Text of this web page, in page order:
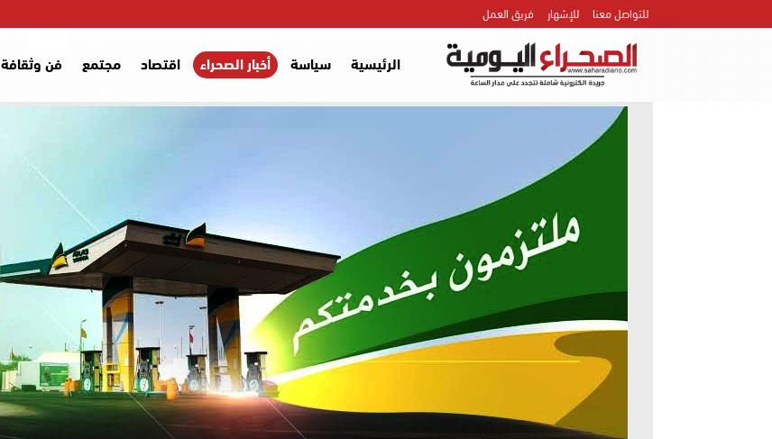
للتواصل معنا للإشهار فريق العمل
الرئيسية سياسة أخبار الصحراء اقتصاد مجتمع فن وثقافة